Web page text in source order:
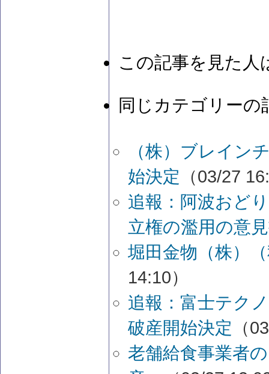
この記事を見た人
同じカテゴリーの
（株）ブレイン
始決定 （03/27
追報：阿波おど
立権の濫用の意
堀田金物（株）
14:10）
追報：富士テク
破産開始決定 （
老舗給食事業者